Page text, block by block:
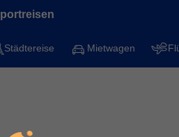
Städtereise Mietwagen